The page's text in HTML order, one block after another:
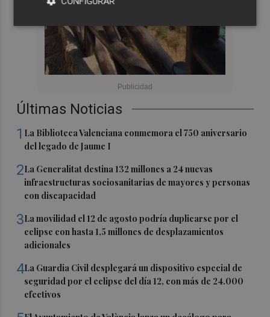
Últimas Noticias
1 La Biblioteca Valenciana conmemora el 750 aniversario
del legado de Jaume I
2La Generalitat destina 132 millones a 24 nuevas
infraestructuras sociosanitarias de mayores y personas
con discapacidad
3La movilidad el 12 de agosto podría duplicarse por el
eclipse con hasta 1,5 millones de desplazamientos
adicionales
4La Guardia Civil desplegará un dispositivo especial de
seguridad por el eclipse del día 12, con más de 24.000
efectivos